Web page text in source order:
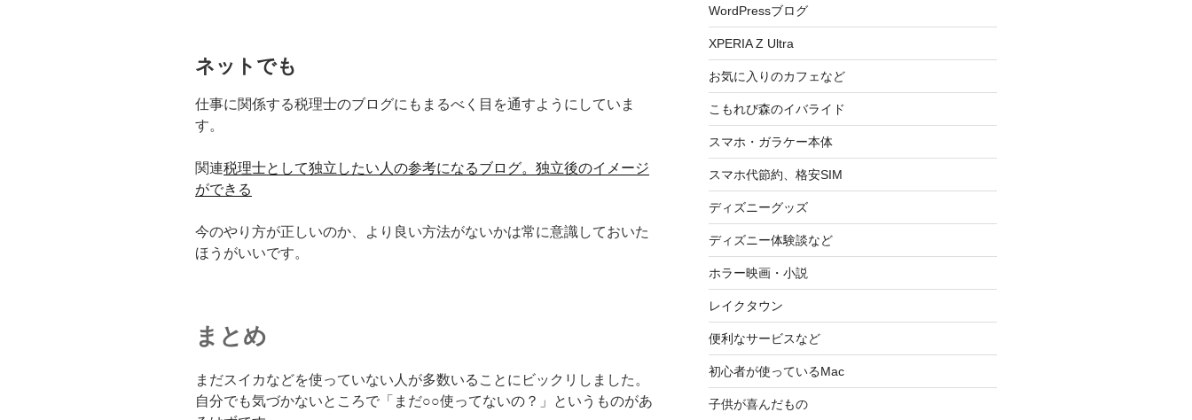
ネットでも
仕事に関係する税理士のブログにもまるべく目を通すようにしていま
す。
関連税理士として独立したい人の参考になるブログ。独立後のイメージ
ができる
今のやり方が正しいのか、より良い方法がないかは常に意識しておいた
ほうがいいです。
まとめ
まだスイカなどを使っていない人が多数いることにビックリしました。
自分でも気づかないところで「まだ○○使ってないの？」というものがあ
WordPressブログ
XPERIA Z Ultra
お気に入りのカフェなど
こもれび森のイバライド
スマホ・ガラケー本体
スマホ代節約、格安SIM
ディズニーグッズ
ディズニー体験談など
ホラー映画・小説
レイクタウン
便利なサービスなど
初心者が使っているMac
子供が喜んだもの